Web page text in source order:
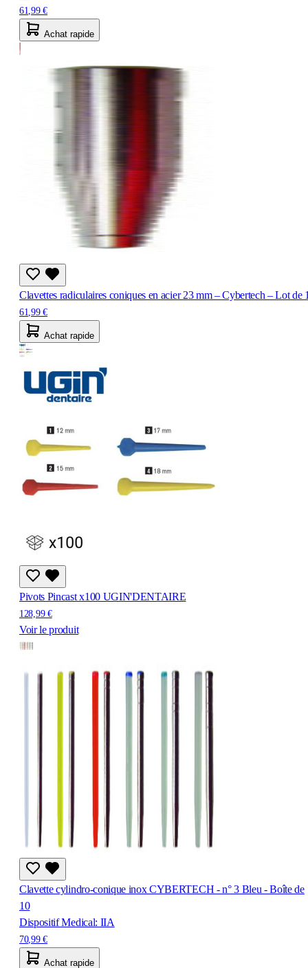
61,99 €
Achat rapide
Clavettes radiculaires coniques en acier 23 mm – Cybertech – Lot de
61,99 €
Achat rapide
Pivots Pincast x100 UGIN'DENTAIRE
128,99 €
Voir le produit
Clavette cylindro-conique inox CYBERTECH - n° 3 Bleu - Boîte de
10
Dispositif Medical: IIA
70,99 €
Achat rapide